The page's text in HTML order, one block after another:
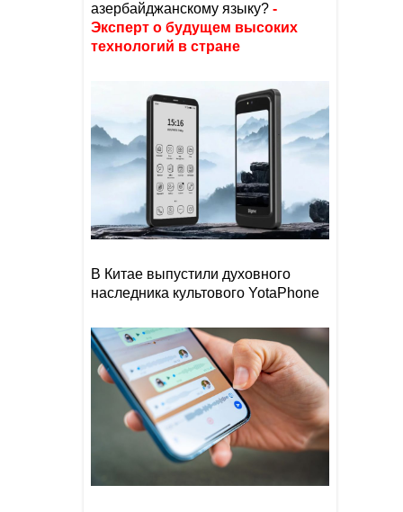
азербайджанскому языку? -
Эксперт о будущем высоких
технологий в стране
В Китае выпустили духовного
наследника культового YotaPhone